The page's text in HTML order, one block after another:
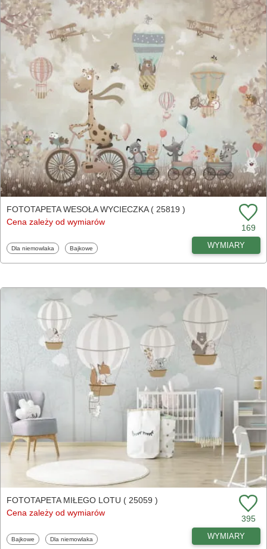
FOTOTAPETA WESOŁA WYCIECZKA ( 25819 )
Cena zależy od wymiarów
169
Fototapety
Dla niemowlaka Fototapety
Bajkowe WYMIARY
FOTOTAPETA MIŁEGO LOTU ( 25059 )
Cena zależy od wymiarów
395
Fototapety
Bajkowe Fototapety
Dla niemowlaka WYMIARY